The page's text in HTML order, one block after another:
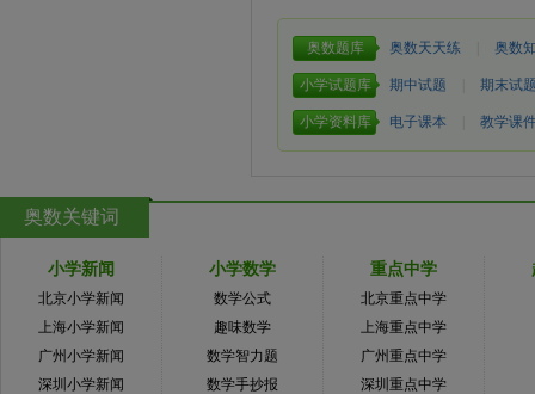
奥数题库 奥数天天练 奥数
小学试题库 期中试题 期末试
小学资料库 电子课本 教学课
奥数关键词
小学新闻
北京小学新闻
上海小学新闻
广州小学新闻
深圳小学新闻
小学数学
数学公式
趣味数学
数学智力题
数学手抄报
重点中学
北京重点中学
上海重点中学
广州重点中学
深圳重点中学